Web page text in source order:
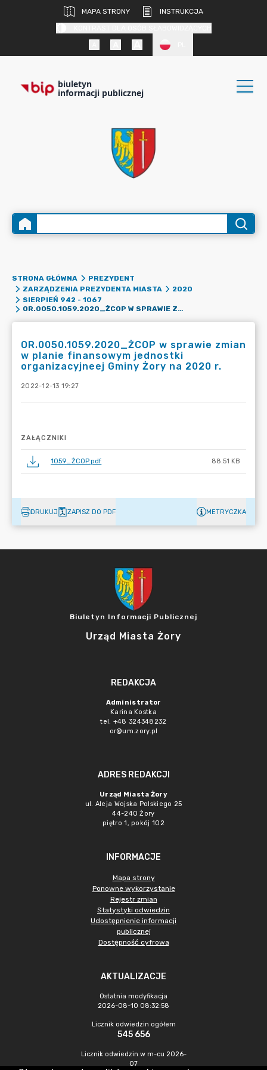
MAPA STRONY
INSTRUKCJA
biuletyn
informacji publicznej
STRONA GŁÓWNA
PREZYDENT
ZARZĄDZENIA PREZYDENTA MIASTA
2020
SIERPIEŃ 942 - 1067
OR.0050.1059.2020_ŻCOP W SPRAWIE ZMIAN W PLANIE FINANSOWYM JEDNOSTKI ORGANIZACYJNEEJ GMINY ŻORY NA 2020 R.
OR.0050.1059.2020_ŻCOP w sprawie zmian
w planie finansowym jednostki
organizacyjneej Gminy Żory na 2020 r.
2022-12-13 19:27
ZAŁĄCZNIKI
1059_ŻCOP.pdf 88.51 KB
DRUKUJ ZAPISZ DO PDF METRYCZKA
Biuletyn Informacji Publicznej
Urząd Miasta Żory
REDAKCJA
Administrator
Karina Kostka
tel. +48 324348232
or@um.zory.pl
ADRES REDAKCJI
Urząd Miasta Żory
ul. Aleja Wojska Polskiego 25
44-240 Żory
piętro 1, pokój 102
INFORMACJE
Mapa strony
Ponowne wykorzystanie
Rejestr zmian
Statystyki odwiedzin
Udostępnienie informacji
publicznej
Dostępność cyfrowa
AKTUALIZACJE
Ostatnia modyfikacja
2026-08-10 08:32:58
Licznik odwiedzin ogółem
545 656
Licznik odwiedzin w m-cu 2026-
07